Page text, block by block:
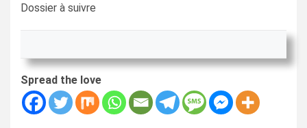
Dossier à suivre
Spread the love